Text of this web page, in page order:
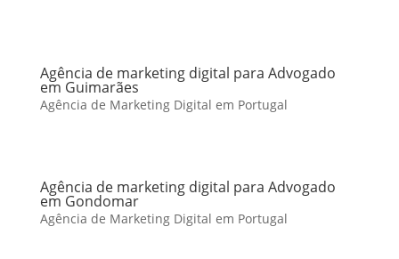
Agência de marketing digital para Advogado
em Guimarães
Agência de Marketing Digital em Portugal
Agência de marketing digital para Advogado
em Gondomar
Agência de Marketing Digital em Portugal